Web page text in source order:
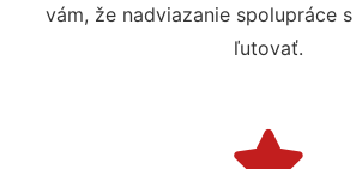
vám, že nadviazanie spolupráce
ľutovať.